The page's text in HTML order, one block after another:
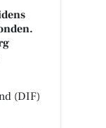
(DIF)